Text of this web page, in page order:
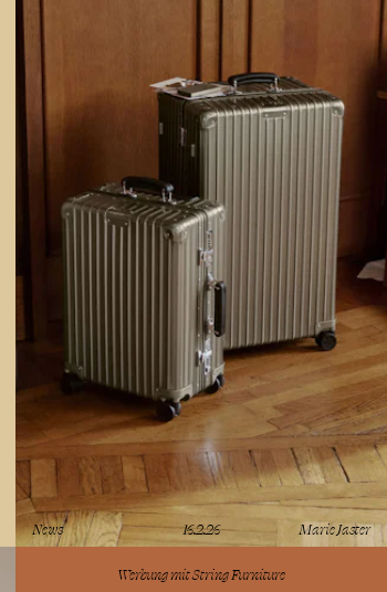
News 16.2.26 Marie Jaster
Werbung mitString Furniture